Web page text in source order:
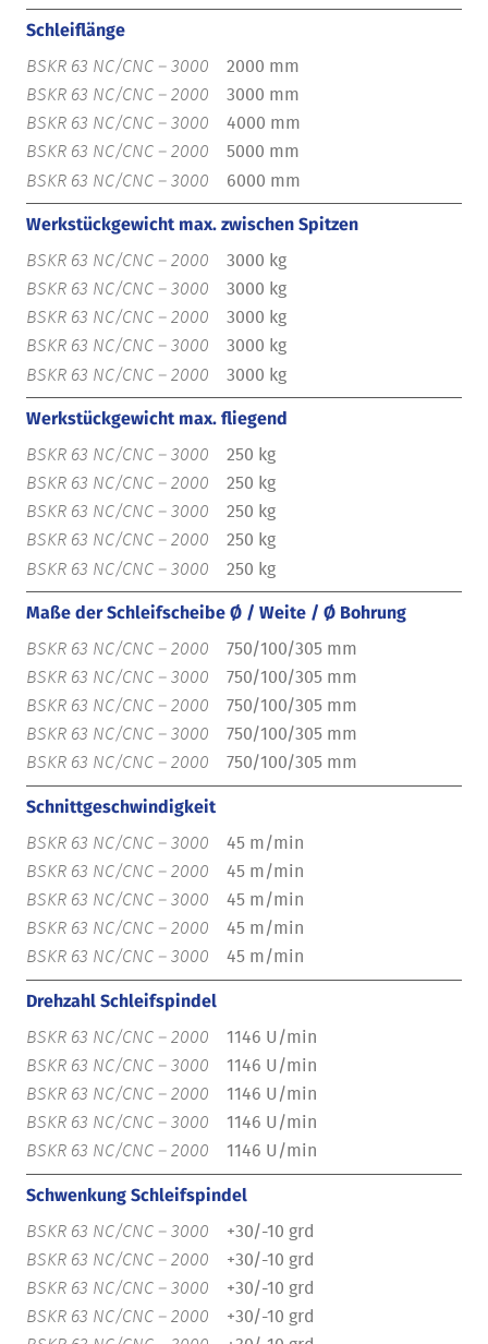
Schleiflänge
2000 mm
3000 mm
4000 mm
5000 mm
6000 mm
Werkstückgewicht max. zwischen Spitzen
3000 kg
3000 kg
3000 kg
3000 kg
3000 kg
Werkstückgewicht max. fliegend
250 kg
250 kg
250 kg
250 kg
250 kg
Maße der Schleifscheibe Ø / Weite / Ø Bohrung
750/100/305 mm
750/100/305 mm
750/100/305 mm
750/100/305 mm
750/100/305 mm
Schnittgeschwindigkeit
45 m/min
45 m/min
45 m/min
45 m/min
45 m/min
Drehzahl Schleifspindel
1146 U/min
1146 U/min
1146 U/min
1146 U/min
1146 U/min
Schwenkung Schleifspindel
+30/-10 grd
+30/-10 grd
+30/-10 grd
+30/-10 grd